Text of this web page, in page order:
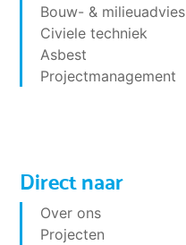
Bouw- & milieuadvies
Civiele techniek
Asbest
Projectmanagement
Direct naar
Over ons
Projecten